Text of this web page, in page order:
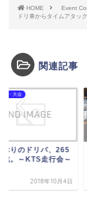
HOME Event
ドリ車からタイムアタッ
関連記事
会・大会
ぶりのドリパ、265
戦。～KTS走行会～
2018年10月4日